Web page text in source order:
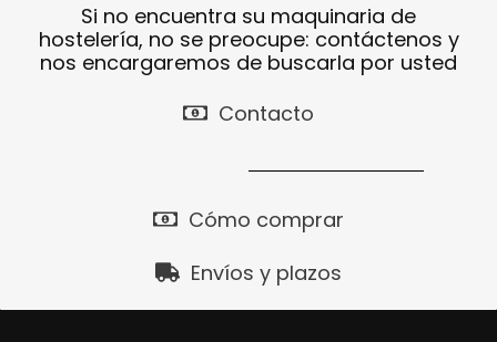
Si no encuentra su maquinaria de
hostelería, no se preocupe: contáctenos y
nos encargaremos de buscarla por usted
Contacto
Cómo comprar
Envíos y plazos